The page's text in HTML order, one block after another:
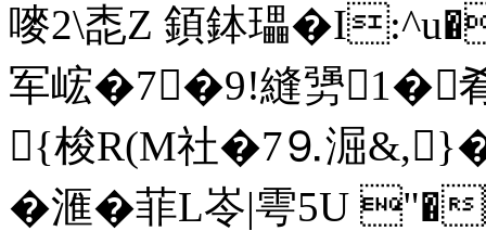
嘜2\唜Z 顉鉢瓃
军峵�7�9!縫勥1�
{梭R(M社�7 ⒐淈
�滙�菲L岺|雩5U "�